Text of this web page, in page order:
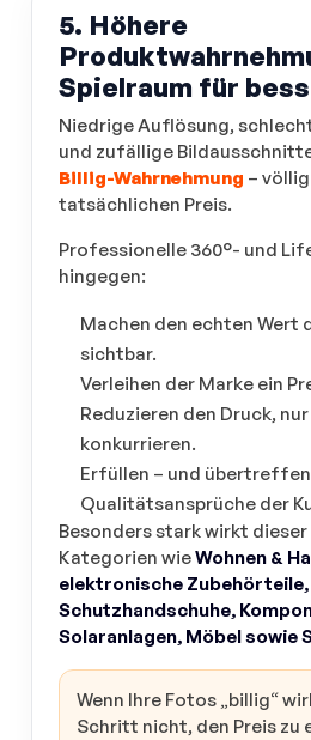
5. Höhere
Spielraum für
Niedrige Auflösung,
und zufällige
Billig-Wahrnehmung –
tatsächlichen Preis.
Professionelle 360°- und
hingegen:
Machen den echten Wert
sichtbar.
Verleihen der Marke ein
Reduzieren den Druck,
konkurrieren.
Erfüllen – und
Qualitätsansprüche der
Besonders stark wirkt dieser
Kategorien wieWohnen &
elektronische
Schutzhandschuhe,
Solaranlagen, Möbel sowie
Wenn Ihre Fotos „billig“
Schritt nicht, den Preis zu